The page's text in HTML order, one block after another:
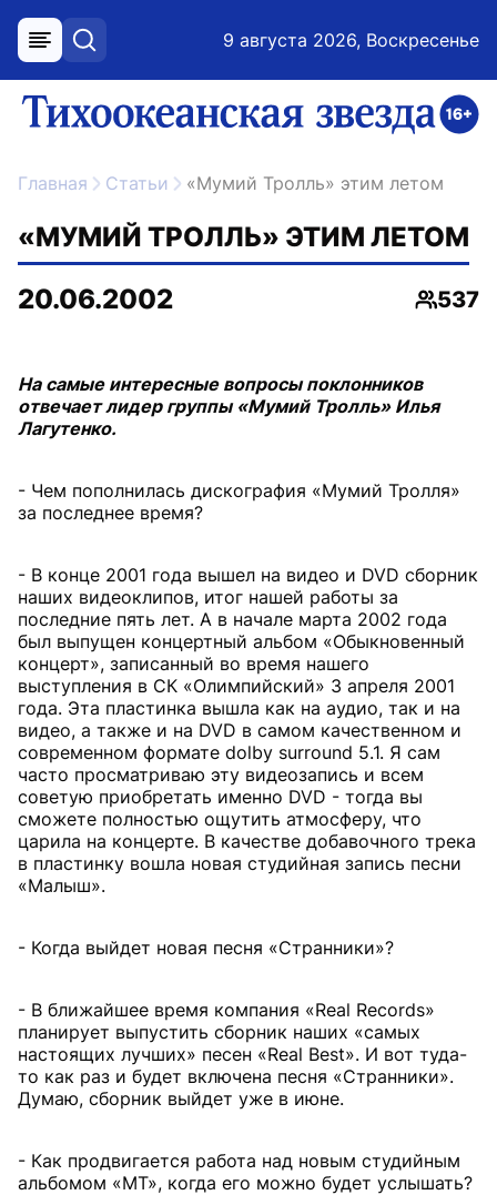
меню поиск 9 августа 2026, Воскресенье
ссылка на главную
Главная Статьи «Мумий Тролль» этим летом
«МУМИЙ ТРОЛЛЬ» ЭТИМ ЛЕТОМ
20.06.2002
537
На самые интересные вопросы поклонников
отвечает лидер группы «Мумий Тролль» Илья
Лагутенко.
- Чем пополнилась дискография «Мумий Тролля»
за последнее время?
- В конце 2001 года вышел на видео и DVD сборник
наших видеоклипов, итог нашей работы за
последние пять лет. А в начале марта 2002 года
был выпущен концертный альбом «Обыкновенный
концерт», записанный во время нашего
выступления в СК «Олимпийский» 3 апреля 2001
года. Эта пластинка вышла как на аудио, так и на
видео, а также и на DVD в самом качественном и
современном формате dolby surround 5.1. Я сам
часто просматриваю эту видеозапись и всем
советую приобретать именно DVD - тогда вы
сможете полностью ощутить атмосферу, что
царила на концерте. В качестве добавочного трека
в пластинку вошла новая студийная запись песни
«Малыш».
- Когда выйдет новая песня «Странники»?
- В ближайшее время компания «Real Records»
планирует выпустить сборник наших «самых
настоящих лучших» песен «Real Best». И вот туда-
то как раз и будет включена песня «Странники».
Думаю, сборник выйдет уже в июне.
- Как продвигается работа над новым студийным
альбомом «МТ», когда его можно будет услышать?